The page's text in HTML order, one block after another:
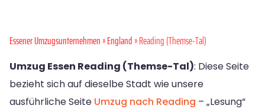
Essener Umzugsunternehmen»England» Reading (Themse-Tal)
Umzug Essen Reading (Themse-Tal): Diese Seite
bezieht sich auf dieselbe Stadt wie unsere
ausführliche Seite Umzug nach Reading – „Lesung“